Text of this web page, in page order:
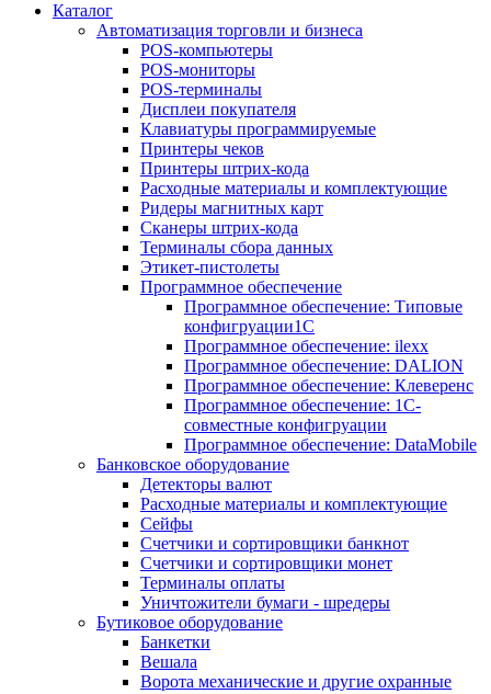
Каталог
Автоматизация торговли и бизнеса
POS-компьютеры
POS-мониторы
POS-терминалы
Дисплеи покупателя
Клавиатуры программируемые
Принтеры чеков
Принтеры штрих-кода
Расходные материалы и комплектующие
Ридеры магнитных карт
Сканеры штрих-кода
Терминалы сбора данных
Этикет-пистолеты
Программное обеспечение
Программное обеспечение: Типовые
конфигруации1С
Программное обеспечение: ilexx
Программное обеспечение: DALION
Программное обеспечение: Клеверенс
Программное обеспечение: 1С-
совместные конфигруации
Программное обеспечение: DataMobile
Банковское оборудование
Детекторы валют
Расходные материалы и комплектующие
Сейфы
Счетчики и сортировщики банкнот
Счетчики и сортировщики монет
Терминалы оплаты
Уничтожители бумаги - шредеры
Бутиковое оборудование
Банкетки
Вешала
Ворота механические и другие охранные